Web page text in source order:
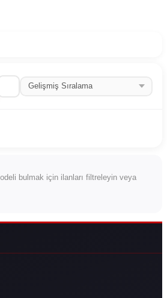
bulmak için ilanları filtreleyin veya